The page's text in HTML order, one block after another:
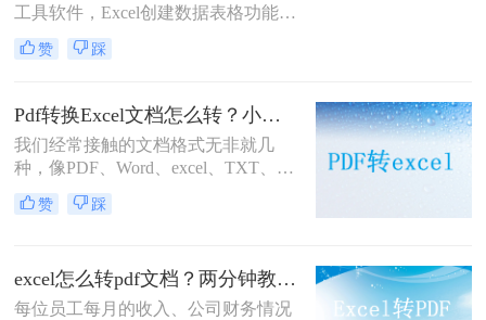
工具软件，Excel创建数据表格功能比
较强大，有时需要把Excel创建数据表
格放到Word里面用，那么excel转word
用的两种方法，现在介绍给大家，希
望对大家有所帮助。
赞 踩
Pdf转换Excel文档怎么转？小编分享这两个方法！
我们经常接触的文档格式无非就几
种，像PDF、Word、excel、TXT、图
片等，当我们需要编辑内容或者是利
用现有的文档转换成方便的文档时，
么转吗？下面一起来看看吧。
赞 踩
excel怎么转pdf文档？两分钟教会你二个方法
每位员工每月的收入、公司财务情况